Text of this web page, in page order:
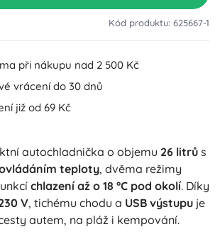
Kód produktu: 625667-1
při nákupu nad 2 500 Kč
vrácení do 30 dnů
již od 69 Kč
autochladnička o objemu 26 litrů s
teploty, dvěma režimy
chlazení až o 18 °C pod okolí. Díky
V, tichému chodu a USB výstupuje
autem, na pláž i kempování.